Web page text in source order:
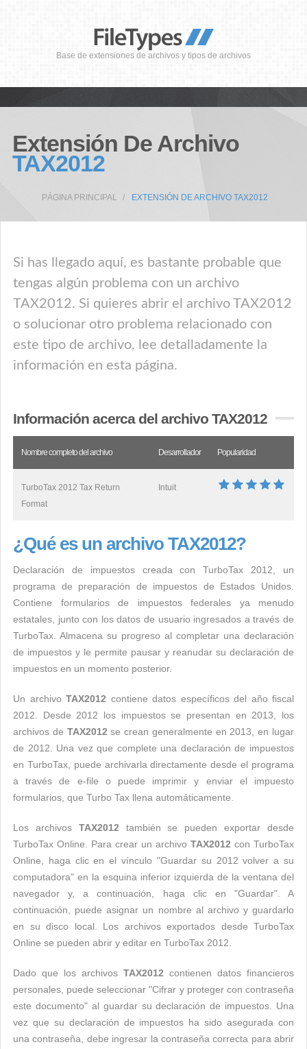
Base de extensiones de archivos y tipos de archivos
Extensión De Archivo
TAX2012
PÁGINA PRINCIPAL EXTENSIÓN DE ARCHIVO TAX2012
Si has llegado aquí, es bastante probable que
tengas algún problema con un archivo
TAX2012. Si quieres abrir el archivo TAX2012
o solucionar otro problema relacionado con
este tipo de archivo, lee detalladamente la
información en esta página.
Información acerca del archivo TAX2012
Nombre completo del archivo Desarrollador Popularidad
TurboTax 2012 Tax Return
Format
Intuit
¿Qué es un archivo TAX2012?
Declaración de impuestos creada con TurboTax 2012, un
programa de preparación de impuestos de Estados Unidos.
Contiene formularios de impuestos federales ya menudo
estatales, junto con los datos de usuario ingresados ​​a través de
TurboTax. Almacena su progreso al completar una declaración
de impuestos y le permite pausar y reanudar su declaración de
impuestos en un momento posterior.
Un archivo TAX2012 contiene datos específicos del año fiscal
2012. Desde 2012 los impuestos se presentan en 2013, los
archivos de TAX2012 se crean generalmente en 2013, en lugar
de 2012. Una vez que complete una declaración de impuestos
en TurboTax, puede archivarla directamente desde el programa
a través de e-file o puede imprimir y enviar el impuesto
formularios, que Turbo Tax llena automáticamente.
Los archivos TAX2012 también se pueden exportar desde
TurboTax Online. Para crear un archivo TAX2012 con TurboTax
Online, haga clic en el vínculo "Guardar su 2012 volver a su
computadora" en la esquina inferior izquierda de la ventana del
navegador y, a continuación, haga clic en "Guardar". A
continuación, puede asignar un nombre al archivo y guardarlo
en su disco local. Los archivos exportados desde TurboTax
Online se pueden abrir y editar en TurboTax 2012.
Dado que los archivos TAX2012 contienen datos financieros
personales, puede seleccionar "Cifrar y proteger con contraseña
este documento" al guardar su declaración de impuestos. Una
vez que su declaración de impuestos ha sido asegurada con
una contraseña, debe ingresar la contraseña correcta para abrir